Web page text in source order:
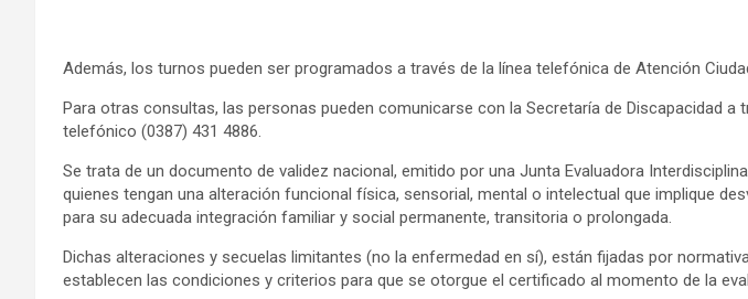
Además, los turnos pueden ser programados a través de la línea telefónica de Atención
Para otras consultas, las personas pueden comunicarse con la Secretaría de Discapacidad a
telefónico (0387) 431 4886.
Se trata de un documento de validez nacional, emitido por una Junta Evaluadora
quienes tengan una alteración funcional física, sensorial, mental o intelectual que implique
para su adecuada integración familiar y social permanente, transitoria o prolongada.
Dichas alteraciones y secuelas limitantes (no la enfermedad en sí), están fijadas por
establecen las condiciones y criterios para que se otorgue el certificado al momento de la